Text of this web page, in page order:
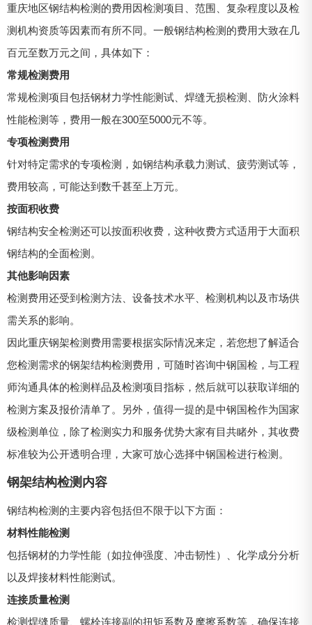
重庆地区钢结构检测的费用因检测项目、范围、复杂程度以及检
测机构资质等因素而有所不同。一般钢结构检测的费用大致在几
百元至数万元之间，具体如下：
常规检测费用
常规检测项目包括钢材力学性能测试、焊缝无损检测、防火涂料
性能检测等，费用一般在300至5000元不等。
专项检测费用
针对特定需求的专项检测，如钢结构承载力测试、疲劳测试等，
费用较高，可能达到数千甚至上万元。
按面积收费
钢结构安全检测还可以按面积收费，这种收费方式适用于大面积
钢结构的全面检测。
其他影响因素
检测费用还受到检测方法、设备技术水平、检测机构以及市场供
需关系的影响。
因此重庆钢架检测费用需要根据实际情况来定，若您想了解适合
您检测需求的钢架结构检测费用，可随时咨询中钢国检，与工程
师沟通具体的检测样品及检测项目指标，然后就可以获取详细的
检测方案及报价清单了。另外，值得一提的是中钢国检作为国家
级检测单位，除了检测实力和服务优势大家有目共睹外，其收费
标准较为公开透明合理，大家可放心选择中钢国检进行检测。
钢架结构检测内容
钢结构检测的主要内容包括但不限于以下方面：
材料性能检测
包括钢材的力学性能（如拉伸强度、冲击韧性）、化学成分分析
以及焊接材料性能测试。
连接质量检测
检测焊缝质量、螺栓连接副的扭矩系数及摩擦系数等，确保连接